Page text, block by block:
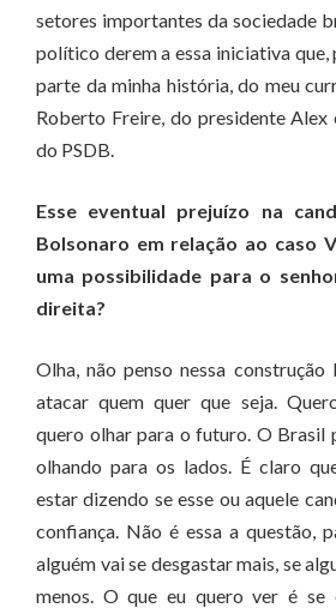
setores importantes da sociedade
político derem a essa iniciativa que,
parte da minha história, do meu
Roberto Freire, do presidente Alex
do PSDB.
Esse eventual prejuízo na
Bolsonaro em relação ao caso
uma possibilidade para o
direita?
Olha, não penso nessa
atacar quem quer que seja.
quero olhar para o futuro. O Brasil
olhando para os lados. É claro
estar dizendo se esse ou aquele
confiança. Não é essa a questão,
alguém vai se desgastar mais, se
menos. O que eu quero ver é se